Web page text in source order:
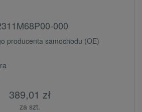
000
producenta samochodu (OE)
389,01 zł
za szt.